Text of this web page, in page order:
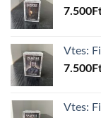
7.500
Vtes:
7.500
Vtes: